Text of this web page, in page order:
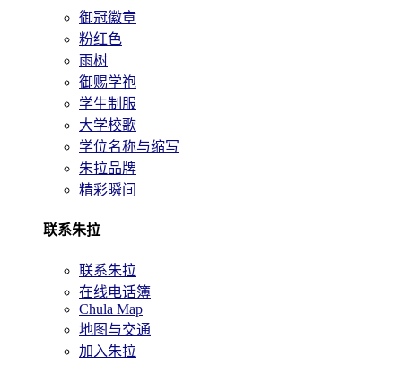
御冠徽章
粉红色
雨树
御赐学袍
学生制服
大学校歌
学位名称与缩写
朱拉品牌
精彩瞬间
联系朱拉
联系朱拉
在线电话簿
Chula Map
地图与交通
加入朱拉